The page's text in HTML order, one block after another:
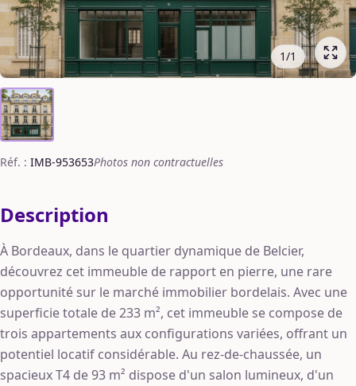
1/1
Réf. : IMB-953653Photos non contractuelles
Description
À Bordeaux, dans le quartier dynamique de Belcier,
découvrez cet immeuble de rapport en pierre, une rare
opportunité sur le marché immobilier bordelais. Avec une
superficie totale de 233 m², cet immeuble se compose de
trois appartements aux configurations variées, offrant un
potentiel locatif considérable. Au rez-de-chaussée, un
spacieux T4 de 93 m² dispose d'un salon lumineux, d'un